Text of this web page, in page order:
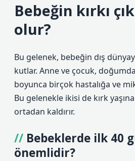
Bebeğin kırkı
olur?
Bu gelenek, bebeğin dış
kutlar. Anne ve çocuk,
boyunca birçok hastalığa ve
Bu gelenekle ikisi de kırk
ortadan kaldırır.
Bebeklerde ilk 40
önemlidir?